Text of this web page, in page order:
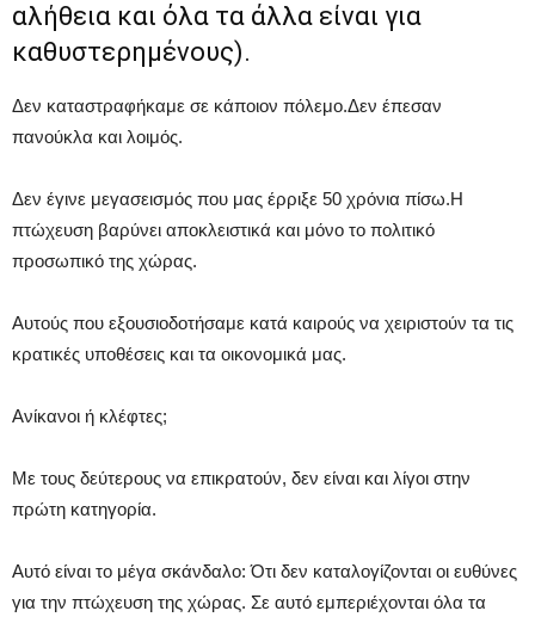
αλήθεια και όλα τα άλλα είναι για
καθυστερημένους).
Δεν καταστραφήκαμε σε κάποιον πόλεμο.Δεν έπεσαν
πανούκλα και λοιμός.
Δεν έγινε μεγασεισμός που μας έρριξε 50 χρόνια πίσω.Η
πτώχευση βαρύνει αποκλειστικά και μόνο το πολιτικό
προσωπικό της χώρας.
Αυτούς που εξουσιοδοτήσαμε κατά καιρούς να χειριστούν τα τις
κρατικές υποθέσεις και τα οικονομικά μας.
Ανίκανοι ή κλέφτες;
Με τους δεύτερους να επικρατούν, δεν είναι και λίγοι στην
πρώτη κατηγορία.
Αυτό είναι το μέγα σκάνδαλο: Ότι δεν καταλογίζονται οι ευθύνες
για την πτώχευση της χώρας. Σε αυτό εμπεριέχονται όλα τα